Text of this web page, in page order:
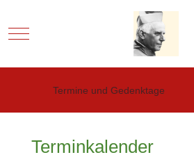
Mobile Menu Toggle
Termine und Gedenktage
Terminkalender